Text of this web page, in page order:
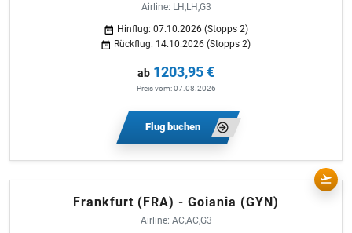
Airline: LH,LH,G3
Hinflug: 07.10.2026 (Stopps 2)
Rückflug: 14.10.2026 (Stopps 2)
ab 1203,95 €
Preis vom: 07.08.2026
Flug buchen
Frankfurt (FRA) - Goiania (GYN)
Airline: AC,AC,G3